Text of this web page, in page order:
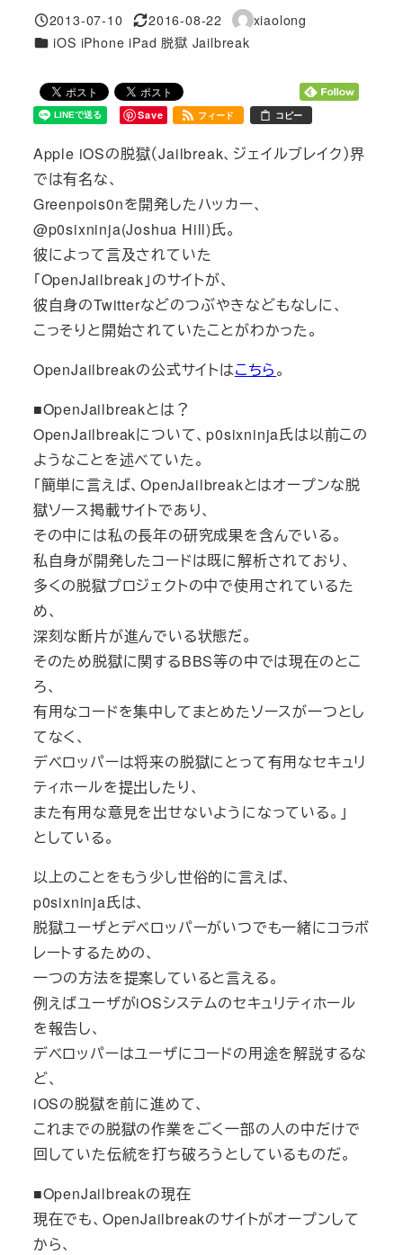
投稿日
2013-07-10
更新日
2016-08-22
著
者
xiaolong
カテゴリー
iOS iPhone iPad 脱獄 Jailbreak
Save フィード コピー
Apple iOSの脱獄（Jailbreak、ジェイルブレイク）界
では有名な、
Greenpois0nを開発したハッカー、
@p0sixninja(Joshua Hill)氏。
彼によって言及されていた
「OpenJailbreak」のサイトが、
彼自身のTwitterなどのつぶやきなどもなしに、
こっそりと開始されていたことがわかった。
OpenJailbreakの公式サイトはこちら。
■OpenJailbreakとは？
OpenJailbreakについて、p0sixninja氏は以前この
ようなことを述べていた。
「簡単に言えば、OpenJailbreakとはオープンな脱
獄ソース掲載サイトであり、
その中には私の長年の研究成果を含んでいる。
私自身が開発したコードは既に解析されており、
多くの脱獄プロジェクトの中で使用されているた
め、
深刻な断片が進んでいる状態だ。
そのため脱獄に関するBBS等の中では現在のとこ
ろ、
有用なコードを集中してまとめたソースが一つとし
てなく、
デベロッパーは将来の脱獄にとって有用なセキュリ
ティホールを提出したり、
また有用な意見を出せないようになっている。」
としている。
以上のことをもう少し世俗的に言えば、
p0sixninja氏は、
脱獄ユーザとデベロッパーがいつでも一緒にコラボ
レートするための、
一つの方法を提案していると言える。
例えばユーザがiOSシステムのセキュリティホール
を報告し、
デベロッパーはユーザにコードの用途を解説するな
ど、
iOSの脱獄を前に進めて、
これまでの脱獄の作業をごく一部の人の中だけで
回していた伝統を打ち破ろうとしているものだ。
■OpenJailbreakの現在
現在でも、OpenJailbreakのサイトがオープンして
から、